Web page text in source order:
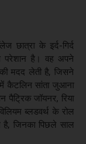
छात्रा के इर्द-गिर्द
परेशान है। वह अपने
मदद लेती है, जिसने
कैटलिन सांता जुआना
पैट्रिक जॉयनर, रिया
ब्लडवर्थ के रोल
जिनका पिछले साल